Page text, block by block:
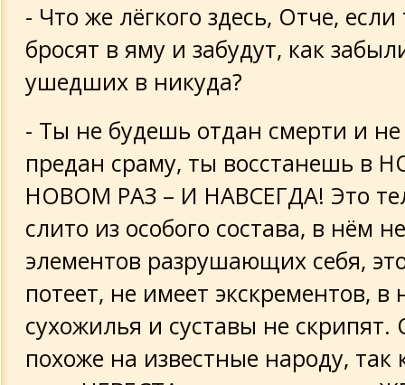
- Что же лёгкого здесь, Отче,
бросят в яму и забудут, как
ушедших в никуда?
- Ты не будешь отдан смерти и
предан сраму, ты восстанешь в
НОВОМ РАЗ – И НАВСЕГДА! Это
слито из особого состава, в нём
элементов разрушающих себя,
потеет, не имеет экскрементов, в
сухожилья и суставы не скрипят.
похоже на известные народу, так